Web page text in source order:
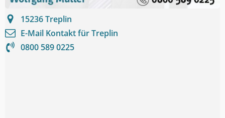
15236Treplin
E-Mail Kontakt fürTreplin
0800 589 0225